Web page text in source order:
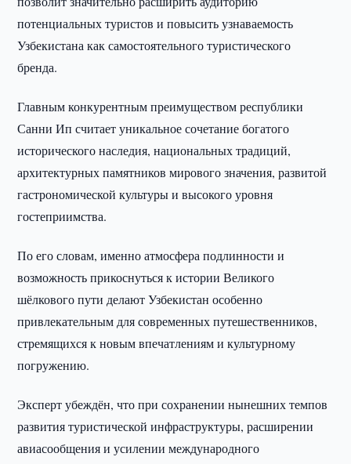
потенциальных туристов и повысить узнаваемость
Узбекистана как самостоятельного туристического
бренда.
Главным конкурентным преимуществом республики
Санни Ип считает уникальное сочетание богатого
исторического наследия, национальных традиций,
архитектурных памятников мирового значения, развитой
гастрономической культуры и высокого уровня
гостеприимства.
По его словам, именно атмосфера подлинности и
возможность прикоснуться к истории Великого
шёлкового пути делают Узбекистан особенно
привлекательным для современных путешественников,
стремящихся к новым впечатлениям и культурному
погружению.
Эксперт убеждён, что при сохранении нынешних темпов
развития туристической инфраструктуры, расширении
авиасообщения и усилении международного